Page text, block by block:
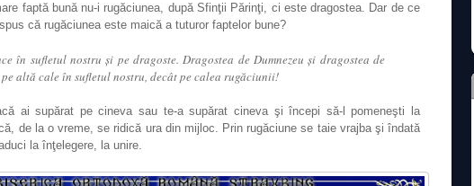
faptă bună nu-i rugăciunea, după Sfinţii Părinţi, ci este dragostea. Dar de ce
că rugăciunea este maică a tuturor faptelor bune?
în sufletul nostru şi pe dragoste. Dragostea de Dumnezeu şi dragostea de
altă cale în sufletul nostru, decât pe calea rugăciunii!
ai supărat pe cineva sau te-a supărat cineva şi începi să-l pomeneşti la
de la o vreme, se ridică ura din mijloc. Prin rugăciune se taie vrajba şi îndată
la înţelegere, la unire.